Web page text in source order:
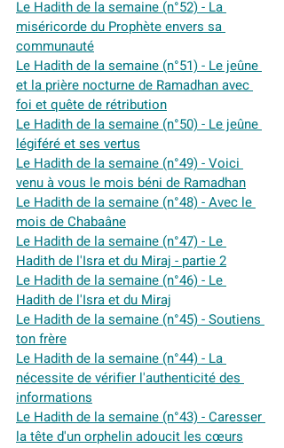
Le Hadith de la semaine (n°52) - La
miséricorde du Prophète envers sa
communauté
Le Hadith de la semaine (n°51) - Le jeûne
et la prière nocturne de Ramadhan avec
foi et quête de rétribution
Le Hadith de la semaine (n°50) - Le jeûne
légiféré et ses vertus
Le Hadith de la semaine (n°49) - Voici
venu à vous le mois béni de Ramadhan
Le Hadith de la semaine (n°48) - Avec le
mois de Chabaâne
Le Hadith de la semaine (n°47) - Le
Hadith de l'Isra et du Miraj - partie 2
Le Hadith de la semaine (n°46) - Le
Hadith de l'Isra et du Miraj
Le Hadith de la semaine (n°45) - Soutiens
ton frère
Le Hadith de la semaine (n°44) - La
nécessite de vérifier l'authenticité des
informations
Le Hadith de la semaine (n°43) - Caresser
la tête d'un orphelin adoucit les cœurs